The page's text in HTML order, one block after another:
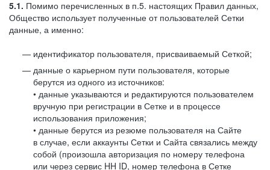
5.1. Помимо перечисленных в п.5. настоящих Правил данных,
Общество использует полученные от пользователей Сетки
данные, а именно:
идентификатор пользователя, присваиваемый Сеткой;
данные о карьерном пути пользователя, которые
берутся из одного из источников:
• данные указываются и редактируются пользователем
вручную при регистрации в Сетке и в процессе
использования приложения;
• данные берутся из резюме пользователя на Сайте
в случае, если аккаунты Сетки и Сайта связались между
собой (произошла авторизация по номеру телефона
или через сервис HH ID, номер телефона в Сетке